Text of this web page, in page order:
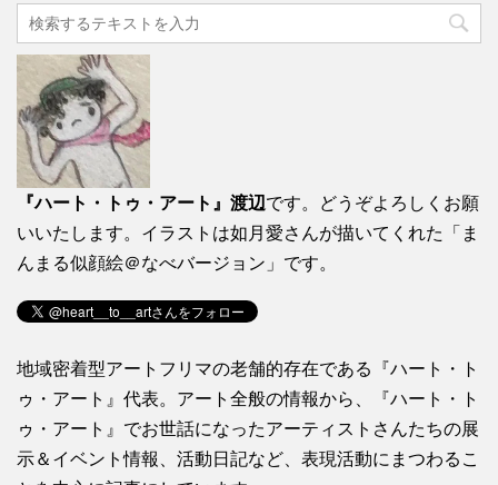
『ハート・トゥ・アート』渡辺です。どうぞよろしくお願
いいたします。イラストは如月愛さんが描いてくれた「ま
んまる似顔絵＠なべバージョン」です。
地域密着型アートフリマの老舗的存在である『ハート・ト
ゥ・アート』代表。アート全般の情報から、『ハート・ト
ゥ・アート』でお世話になったアーティストさんたちの展
示＆イベント情報、活動日記など、表現活動にまつわるこ